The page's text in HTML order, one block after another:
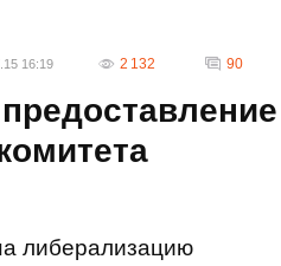
16:19 2 132 90
либерализацию